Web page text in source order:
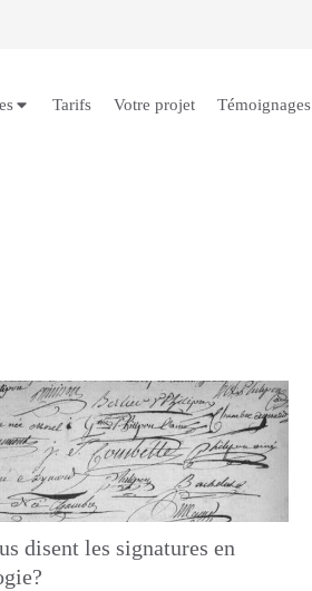
Tarifs Votre projet Témoignages
disent les signatures en